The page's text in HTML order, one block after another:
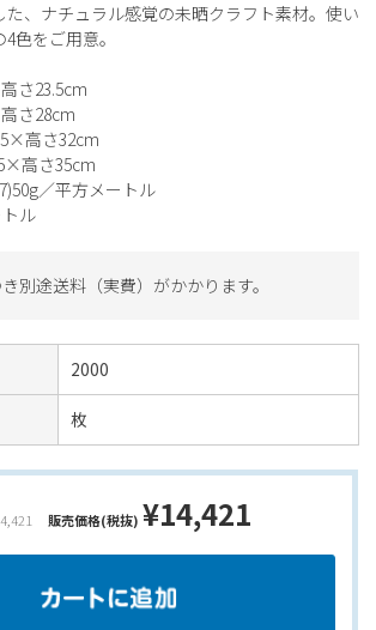
た、ナチュラル感覚の未晒クラフト素材。使い
色をご用意。
さ23.5cm
さ28cm
高さ32cm
高さ35cm
／平方メートル
ル
途送料（実費）がかかります。
2000
枚
販売価格(税抜) ¥14,421